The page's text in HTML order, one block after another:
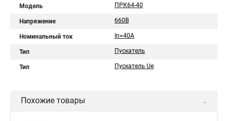
Модель ПРК64-40
Напряжение 660В
Номинальный ток In=40A
Тип Пускатель
Тип Пускатель Ue
Похожие товары